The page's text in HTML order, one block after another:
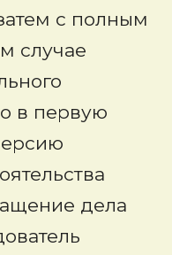
с полным
случае
в первую
дела